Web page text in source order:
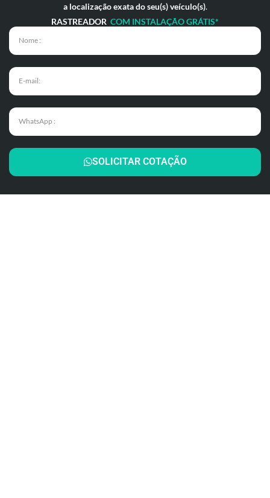
a localização exata do seu(s) veículo(s).
RASTREADOR COM INSTALAÇÃO GRÁTIS*
SOLICITAR COTAÇÃO